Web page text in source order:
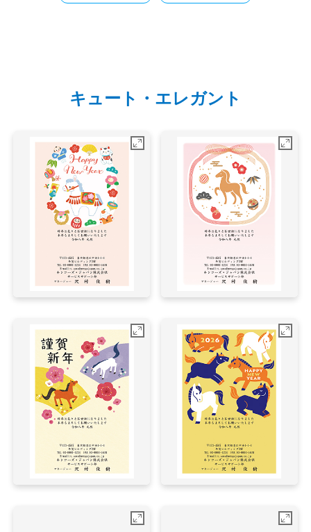
キュート・エレガント